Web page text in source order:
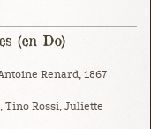
(en Do)
Renard, 1867
Tino Rossi, Juliette